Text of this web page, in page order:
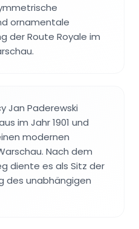
ornamentale
der Route Royale im
Jan Paderewski
im Jahr 1901 und
modernen
Nach dem
diente es als Sitz der
des unabhängigen